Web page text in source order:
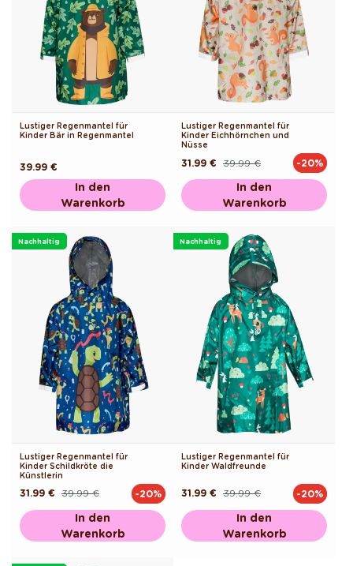
Lustiger Regenmantel für
Kinder Bär in Regenmantel
Normaler
Preis
39.99 €
In den
Warenkorb
Lustiger Regenmantel für
Kinder Eichhörnchen und
Nüsse
Normaler39.99 €
Verkaufspreis
31.99 € -20%
In den
Warenkorb
Nachhaltig
Lustiger Regenmantel für
Kinder Schildkröte die
Künstlerin
Normaler39.99 €
Verkaufspreis
31.99 € -20%
In den
Warenkorb
Nachhaltig
Lustiger Regenmantel für
Kinder Waldfreunde
Normaler39.99 €
Verkaufspreis
31.99 € -20%
In den
Warenkorb